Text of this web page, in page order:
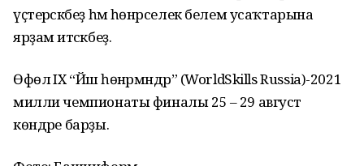
үҫтерәсәкбеҙ һәм һөнәрселек белем усаҡтарына
ярҙам итәсәкбеҙ.
Өфөлә IX “Йәш һөнәрмәндәр” (WorldSkills Russia)-2021
милли чемпионаты финалы 25 – 29 август
көндәре барҙы.